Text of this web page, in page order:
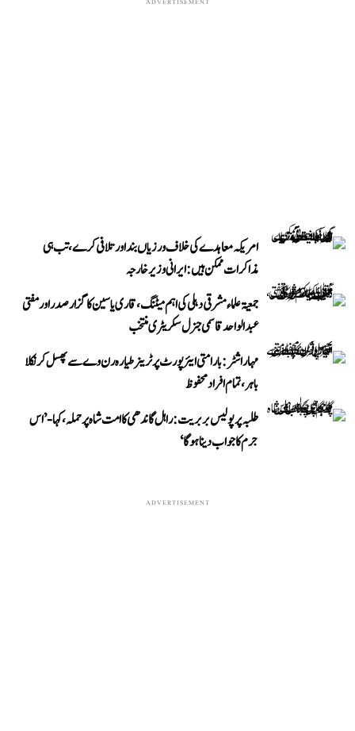
ADVERTISEMENT
امریکہ معاہدے کی خلاف ورزیاں بند اور تلافی کرے، تب ہی
مذاکرات ممکن ہیں: ایرانی وزیر خارجہ
جمعیۃ علماء مشرقی دہلی کی اہم میٹنگ، قاری یاسین کا گزار صدر اور مفتی
عبد الواحد قاسمی جنرل سکریٹری منتخب
مہاراشٹر: بارامتی ایئرپورٹ پر ٹرینر طیارہ رن وے سے پھسل کر نکلا
باہر، تمام افراد محفوظ
طلبہ پر پولیس بربریت: راہل گاندھی کا امت شاہ پر حملہ، کہا- ’اس
جرم کا جواب دینا ہوگا‘
ADVERTISEMENT